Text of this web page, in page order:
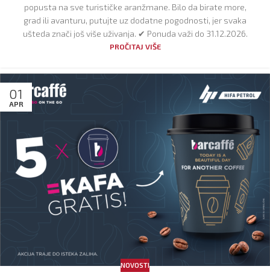
popusta na sve turističke aranžmane. Bilo da birate more,
grad ili avanturu, putujte uz dodatne pogodnosti, jer svaka
ušteda znači još više uživanja. ✔ Ponuda važi do 31.12.2026.
PROČITAJ VIŠE
01
APR
NOVOSTI